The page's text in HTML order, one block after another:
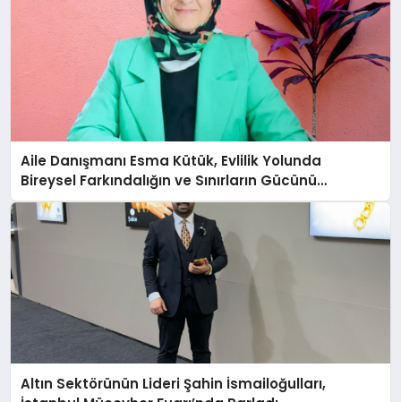
Aile Danışmanı Esma Kütük, Evlilik Yolunda
Bireysel Farkındalığın ve Sınırların Gücünü
Anlatıyor
Altın Sektörünün Lideri Şahin İsmailoğulları,